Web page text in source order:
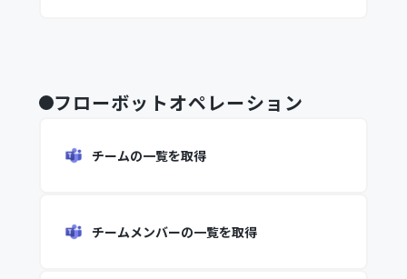
フローボットオペレーション
チームの一覧を取得
チームメンバーの一覧を取得